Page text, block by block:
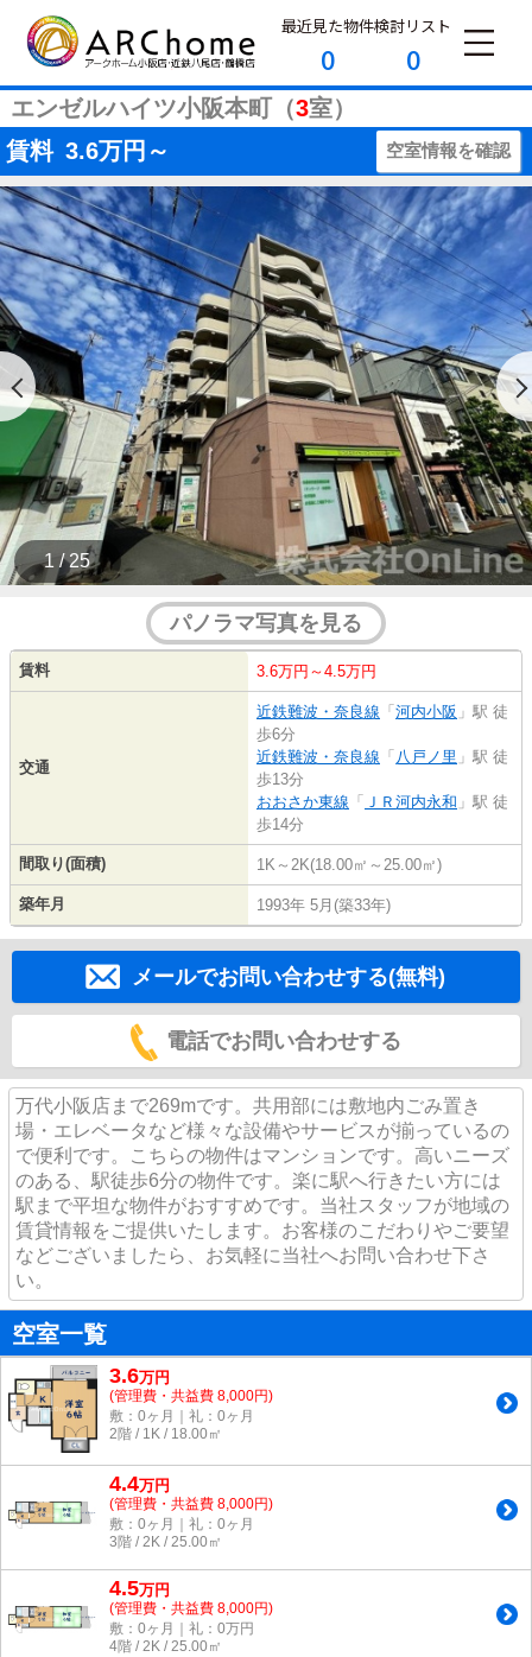
最近見た物件
0
検討リスト
0
エンゼルハイツ小阪本町（3室）
賃料 3.6万円～ 空室情報を確認
1 / 25
パノラマ写真を見る
賃料 3.6万円～4.5万円
交通
近鉄難波・奈良線 「 河内小阪 」駅 徒
歩6分
近鉄難波・奈良線 「 八戸ノ里 」駅 徒
歩13分
おおさか東線 「 ＪＲ河内永和 」駅 徒
歩14分
間取り(面積) 1K～2K(18.00㎡～25.00㎡)
築年月 1993年 5月(築33年)
メールでお問い合わせする(無料)
電話でお問い合わせする
万代小阪店まで269mです。共用部には敷地内ごみ置き
場・エレベータなど様々な設備やサービスが揃っているの
で便利です。こちらの物件はマンションです。高いニーズ
のある、駅徒歩6分の物件です。楽に駅へ行きたい方には
駅まで平坦な物件がおすすめです。当社スタッフが地域の
賃貸情報をご提供いたします。お客様のこだわりやご要望
などございましたら、お気軽に当社へお問い合わせ下さ
い。
空室一覧
3.6万円
(管理費・共益費 8,000円)
敷：0ヶ月｜礼：0ヶ月
2階 / 1K / 18.00㎡
4.4万円
(管理費・共益費 8,000円)
敷：0ヶ月｜礼：0ヶ月
3階 / 2K / 25.00㎡
4.5万円
(管理費・共益費 8,000円)
敷：0ヶ月｜礼：0万円
4階 / 2K / 25.00㎡